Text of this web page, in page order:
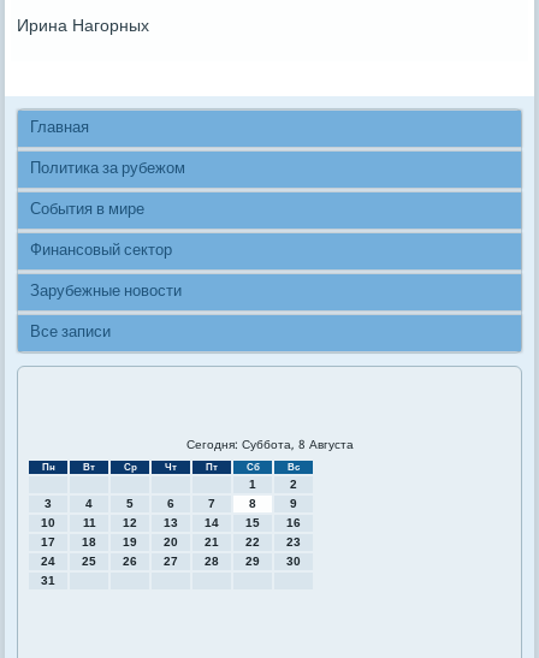
Ирина Нагοрных
Главная
Политика за рубежом
События в мире
Финансовый сектор
Зарубежные новости
Все записи
Сегодня: Суббота, 8 Августа
Пн Вт Ср Чт Пт Сб Вс
1
2
3
4 5 6 7 8
9
10
11 12 13 14 15
16
17
18 19 20 21 22
23
24
25 26 27 28 29
30
31